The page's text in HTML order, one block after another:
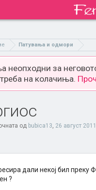
Патувања и одмори
неопходни за
на колачиња.
од bubica13, 26 август 2011
дали некој бил преку
?